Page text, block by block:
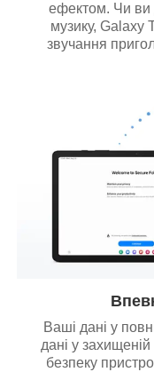
ефектом. Чи ви
музику, Galaxy
звучання
Ваші дані у
дані у
безпеку